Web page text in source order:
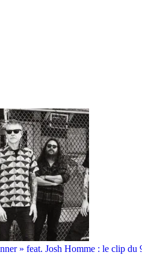
» feat. Josh Homme : le clip du